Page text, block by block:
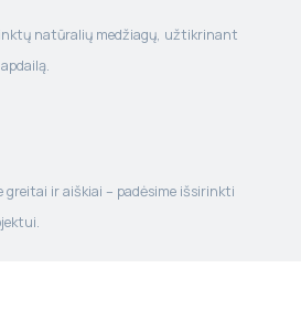
natūralių medžiagų, užtikrinant
greitai ir aiškiai – padėsime išsirinkti